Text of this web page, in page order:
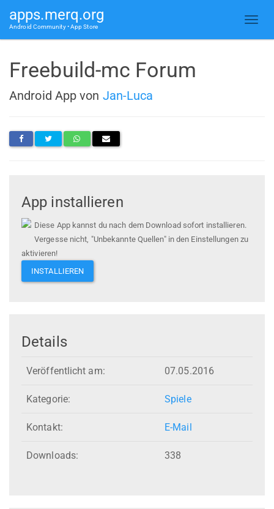
apps.merq.org
Android Community • App Store
Freebuild-mc Forum
Android App von Jan-Luca
App installieren
Diese App kannst du nach dem Download sofort installieren.
Vergesse nicht, "Unbekannte Quellen" in den Einstellungen zu
aktivieren!
INSTALLIEREN
Details
Veröffentlicht am: 07.05.2016
Kategorie: Spiele
Kontakt: E-Mail
Downloads: 338